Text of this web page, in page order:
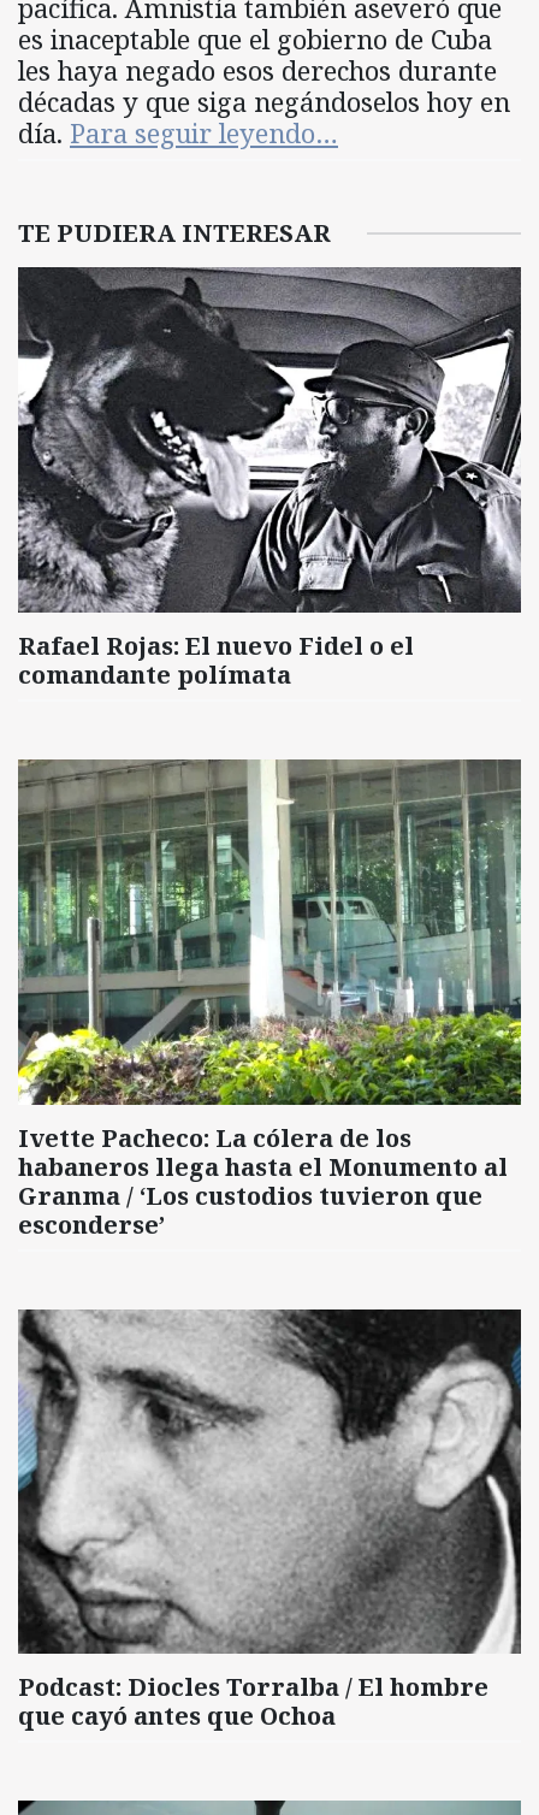
pacífica. Amnistía también aseveró que
es inaceptable que el gobierno de Cuba
les haya negado esos derechos durante
décadas y que siga negándoselos hoy en
día. Para seguir leyendo…
TE PUDIERA INTERESAR
Rafael Rojas: El nuevo Fidel o el
comandante polímata
Ivette Pacheco: La cólera de los
habaneros llega hasta el Monumento al
Granma / ‘Los custodios tuvieron que
esconderse’
Podcast: Diocles Torralba / El hombre
que cayó antes que Ochoa